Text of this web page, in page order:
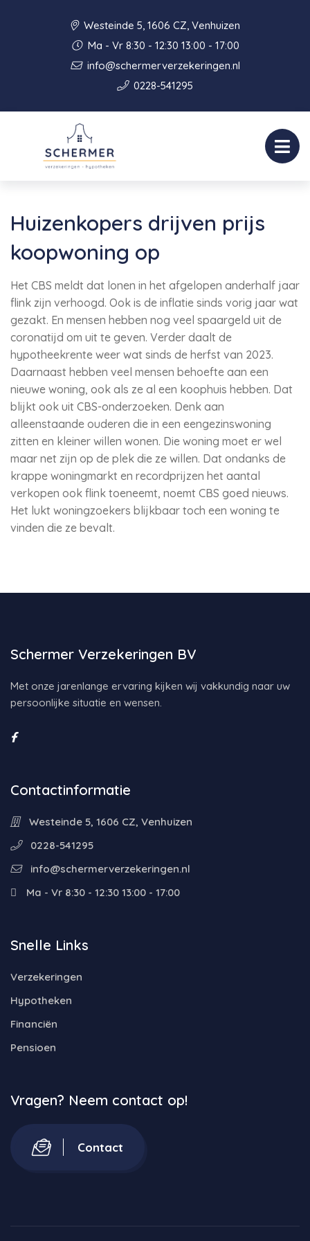
Westeinde 5, 1606 CZ, Venhuizen
Ma - Vr 8:30 - 12:30 13:00 - 17:00
info@schermerverzekeringen.nl
0228-541295
Huizenkopers drijven prijs
koopwoning op
Het CBS meldt dat lonen in het afgelopen anderhalf jaar
flink zijn verhoogd. Ook is de inflatie sinds vorig jaar wat
gezakt. En mensen hebben nog veel spaargeld uit de
coronatijd om uit te geven. Verder daalt de
hypotheekrente weer wat sinds de herfst van 2023.
Daarnaast hebben veel mensen behoefte aan een
nieuwe woning, ook als ze al een koophuis hebben. Dat
blijkt ook uit CBS-onderzoeken. Denk aan
alleenstaande ouderen die in een eengezinswoning
zitten en kleiner willen wonen. Die woning moet er wel
maar net zijn op de plek die ze willen. Dat ondanks de
krappe woningmarkt en recordprijzen het aantal
verkopen ook flink toeneemt, noemt CBS goed nieuws.
Het lukt woningzoekers blijkbaar toch een woning te
vinden die ze bevalt.
Schermer Verzekeringen BV
Met onze jarenlange ervaring kijken wij vakkundig naar uw
persoonlijke situatie en wensen.
Contactinformatie
Westeinde 5, 1606 CZ, Venhuizen
0228-541295
info@schermerverzekeringen.nl
Ma - Vr 8:30 - 12:30 13:00 - 17:00
Snelle Links
Verzekeringen
Hypotheken
Financiën
Pensioen
Vragen? Neem contact op!
Contact